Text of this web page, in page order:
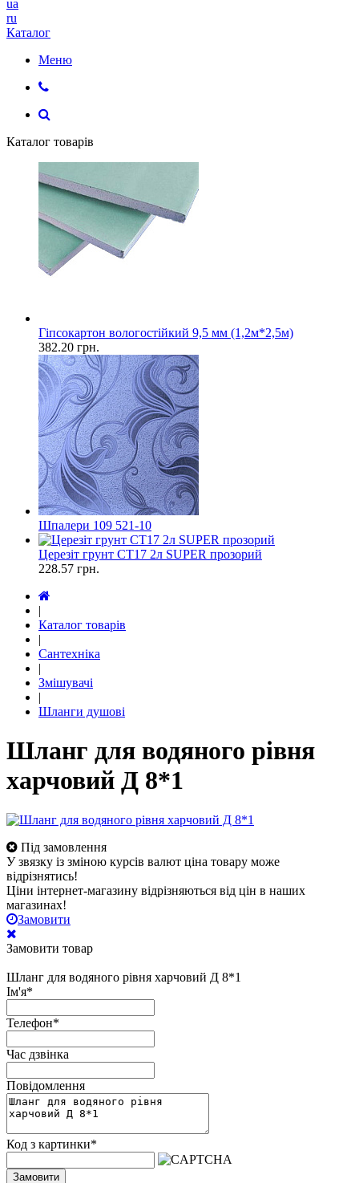
ua
ru
Каталог
Меню
Каталог товарів
Гіпсокартон вологостійкий 9,5 мм (1,2м*2,5м)
382.20 грн.
Шпалери 109 521-10
Церезіт грунт СТ17 2л SUPER прозорий
228.57 грн.
|
Каталог товарів
|
Сантехніка
|
Змішувачі
|
Шланги душові
Шланг для водяного рівня
харчовий Д 8*1
Під замовлення
У звязку із зміною курсів валют ціна товару може
відрізнятись!
Ціни інтернет-магазину відрізняються від цін в наших
магазинах!
Замовити
Замовити товар
Шланг для водяного рівня харчовий Д 8*1
Ім'я*
Телефон*
Час дзвінка
Повідомлення
Код з картинки*
Замовити